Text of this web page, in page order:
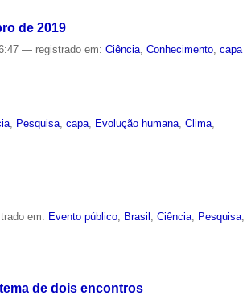
de 2019
— registrado em:Ciência ,Conhecimento ,capa
, Pesquisa,capa, Evolução humana,Clima,
em: Evento público Brasil ,Ciência Pesquisa
de dois encontros